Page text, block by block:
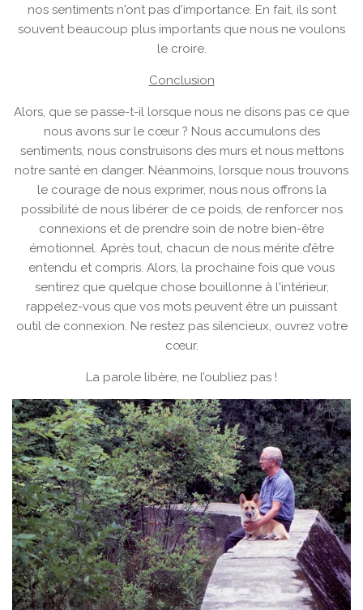
nos sentiments n'ont pas d'importance. En fait, ils sont
souvent beaucoup plus importants que nous ne voulons
le croire.
Conclusion
Alors, que se passe-t-il lorsque nous ne disons pas ce que
nous avons sur le cœur ? Nous accumulons des
sentiments, nous construisons des murs et nous mettons
notre santé en danger. Néanmoins, lorsque nous trouvons
le courage de nous exprimer, nous nous offrons la
possibilité de nous libérer de ce poids, de renforcer nos
connexions et de prendre soin de notre bien-être
émotionnel. Après tout, chacun de nous mérite d’être
entendu et compris. Alors, la prochaine fois que vous
sentirez que quelque chose bouillonne à l'intérieur,
rappelez-vous que vos mots peuvent être un puissant
outil de connexion. Ne restez pas silencieux, ouvrez votre
cœur.
La parole libère, ne l’oubliez pas !